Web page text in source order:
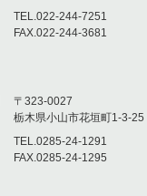
TEL.022-244-7251
FAX.022-244-3681
〒323-0027
栃木県小山市花垣町1-3-25
TEL.0285-24-1291
FAX.0285-24-1295